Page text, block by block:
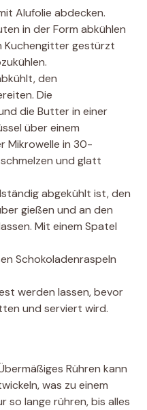
Alufolie abdecken.
in der Form abkühlen
Kuchengitter gestürzt
den
Die
die Butter in einer
über einem
Mikrowelle in 30-
und glatt
abgekühlt ist, den
gießen und an den
Mit einem Spatel
Schokoladenraspeln
werden lassen, bevor
und serviert wird.
Rühren kann
was zu einem
so lange rühren, bis alles